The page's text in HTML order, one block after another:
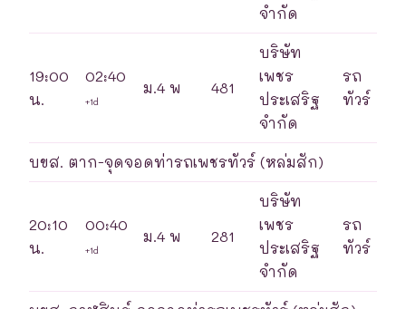
จำกัด
19:00
น.
02:40
+1d
ม.4 พ 481
บริษัท
เพชร
ประเสริฐ
จำกัด
รถ
ทัวร์
บขส. ตาก-จุดจอดท่ารถเพชรทัวร์ (หล่มสัก)
20:10
น.
00:40
+1d
ม.4 พ 281
บริษัท
เพชร
ประเสริฐ
จำกัด
รถ
ทัวร์